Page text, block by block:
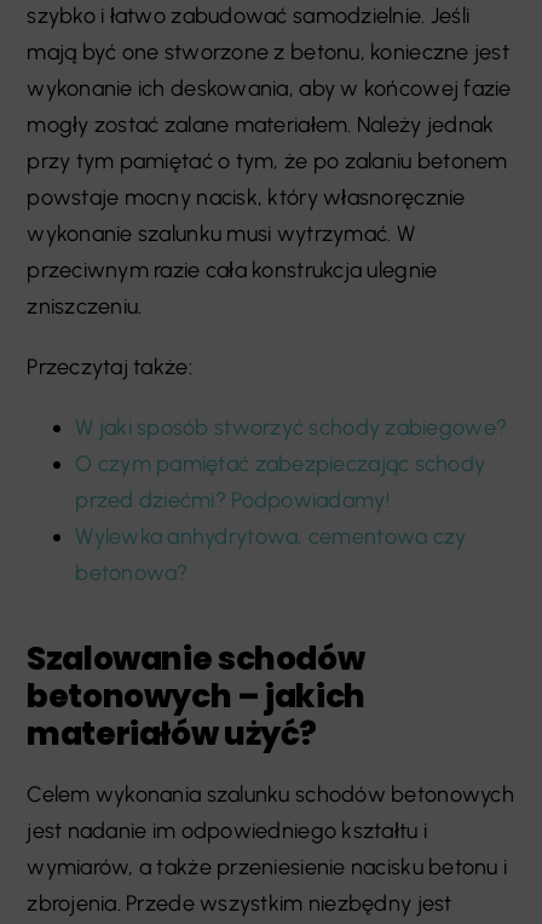
szybko i łatwo zabudować samodzielnie. Jeśli
mają być one stworzone z betonu, konieczne jest
wykonanie ich deskowania, aby w końcowej fazie
mogły zostać zalane materiałem. Należy jednak
przy tym pamiętać o tym, że po zalaniu betonem
powstaje mocny nacisk, który własnoręcznie
wykonanie szalunku musi wytrzymać. W
przeciwnym razie cała konstrukcja ulegnie
zniszczeniu.
Przeczytaj także:
W jaki sposób stworzyć schody zabiegowe?
O czym pamiętać zabezpieczając schody
przed dziećmi? Podpowiadamy!
Wylewka anhydrytowa, cementowa czy
betonowa?
Szalowanie schodów
betonowych – jakich
materiałów użyć?
Celem wykonania szalunku schodów betonowych
jest nadanie im odpowiedniego kształtu i
wymiarów, a także przeniesienie nacisku betonu i
zbrojenia. Przede wszystkim niezbędny jest